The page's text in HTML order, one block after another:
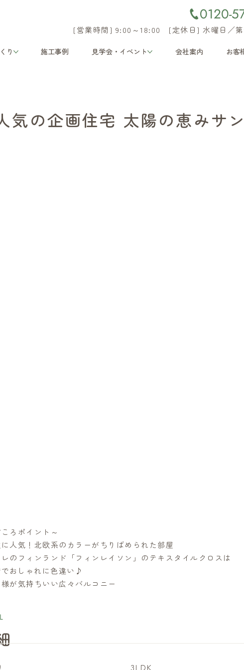
0120-
[営業時間] 9:00～18:00 [定休日] 水曜日／第
り 施工事例 見学会・イベント 会社案内 お客
ろポイント～
人気！北欧系のカラーがちりばめられた部屋
のフィンランド「フィンレイソン」のテキスタイルクロスは
でおしゃれに色違い♪
が気持ちいい広々バルコニー
3LDK
気の企画住宅 太陽の恵みサ